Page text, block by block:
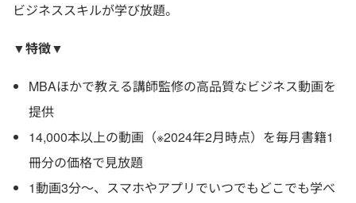
ビジネススキルが学び放題。
▼特徴▼
MBAほかで教える講師監修の高品質なビジネス動画を
提供
14,000本以上の動画（※2024年2月時点）を毎月書籍1
冊分の価格で見放題
1動画3分〜、スマホやアプリでいつでもどこでも学べ